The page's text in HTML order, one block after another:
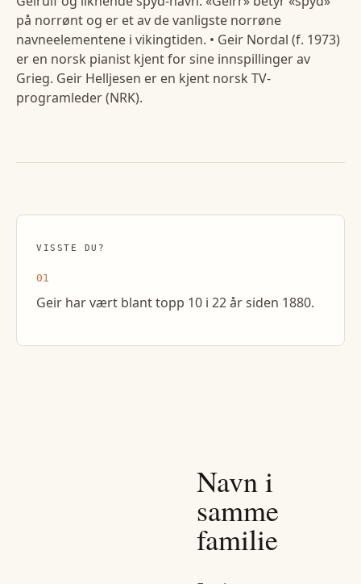
på norrønt og er et av de vanligste norrøne
navneelementene i vikingtiden. • Geir Nordal (f. 1973)
er en norsk pianist kjent for sine innspillinger av
Grieg. Geir Helljesen er en kjent norsk TV-
programleder (NRK).
VISSTE DU?
01
Geir har vært blant topp 10 i 22 år siden 1880.
Navn i
samme
familie